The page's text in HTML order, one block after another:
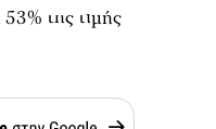
της τιμής